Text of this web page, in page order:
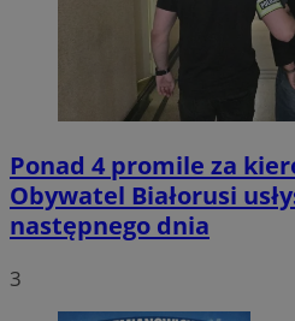
Ponad 4 promile za
Obywatel Białorusi
następnego dnia
3